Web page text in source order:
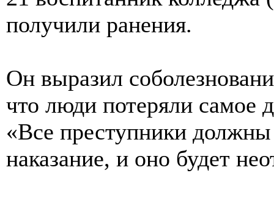
получили ранения.
Он выразил
что люди потеряли самое
«Все преступники
наказание, и оно будет